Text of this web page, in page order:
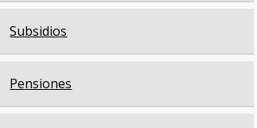
Subsidios
Pensiones